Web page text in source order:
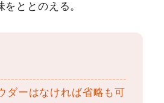
ととのえる。
ダーはなければ省略も可